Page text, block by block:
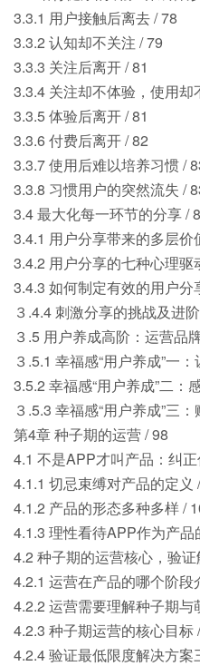
3.3.1 用户接触后离去 / 78
3.3.2 认知却不关注 / 79
3.3.3 关注后离开 / 81
3.3.4 关注却不体验，使用却
3.3.5 体验后离开 / 81
3.3.6 付费后离开 / 82
3.3.7 使用后难以培养习惯 /
3.3.8 习惯用户的突然流失 /
3.4 最大化每一环节的分享 /
3.4.1 用户分享带来的多层价
3.4.2 用户分享的七种心理驱
3.4.3 如何制定有效的用户分
３.4.4 刺激分享的挑战及进
３.5 用户养成高阶：运营品
３.5.1 幸福感“用户养成”一
3.5.2 幸福感“用户养成”二：
３.5.3 幸福感“用户养成”三
第4章 种子期的运营 / 98
4.1 不是APP才叫产品：纠
4.1.1 切忌束缚对产品的定义
4.1.2 产品的形态多种多样 /
4.1.3 理性看待APP作为产品
4.2 种子期的运营核心，验
4.2.1 运营在产品的哪个阶段
4.2.2 运营需要理解种子期与
4.2.3 种子期运营的核心目标
4.2.4 验证最低限度解决方案